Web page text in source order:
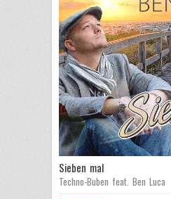
Sieben mal
Techno-Buben feat. Ben Luca